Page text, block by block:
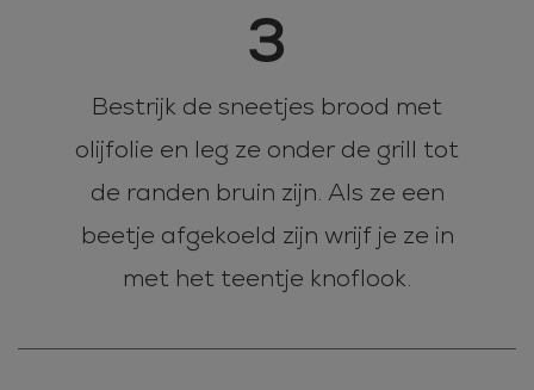
3
Bestrijk de sneetjes brood met
olijfolie en leg ze onder de grill tot
de randen bruin zijn. Als ze een
beetje afgekoeld zijn wrijf je ze in
met het teentje knoflook.